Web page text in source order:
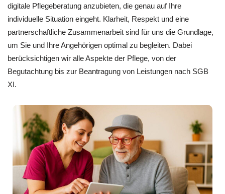
digitale Pflegeberatung anzubieten, die genau auf Ihre
individuelle Situation eingeht. Klarheit, Respekt und eine
partnerschaftliche Zusammenarbeit sind für uns die Grundlage,
um Sie und Ihre Angehörigen optimal zu begleiten. Dabei
berücksichtigen wir alle Aspekte der Pflege, von der
Begutachtung bis zur Beantragung von Leistungen nach SGB
XI.